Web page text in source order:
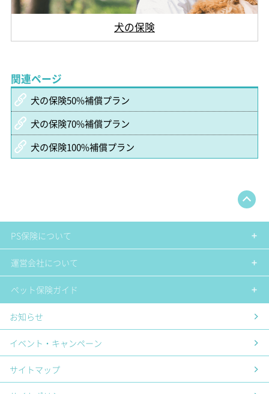
犬の保険
関連ページ
犬の保険50%補償プラン
犬の保険70%補償プラン
犬の保険100%補償プラン
PS保険について
運営会社について
ペット保険ガイド
お知らせ
イベント・キャンペーン
サイトマップ